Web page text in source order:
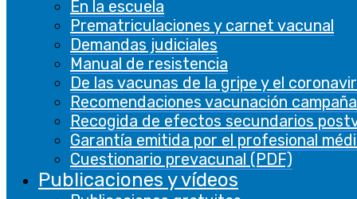
En la escuela
Prematriculaciones y carnet vacunal
Demandas judiciales
Manual de resistencia
De las vacunas de la gripe y el
Recomendaciones vacunación
Recogida de efectos secundarios
Garantía emitida por el profesional
Cuestionario prevacunal (PDF)
Publicaciones y vídeos
Las cookies analíticas se utilizan para
comprender cómo los visitantes interactúan
con el sitio web. Estas cookies ayudan a
proporcionar información sobre métricas, el
número de visitantes, la tasa de rebote, la
fuente de tráfico, etc.
Otras